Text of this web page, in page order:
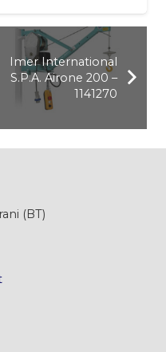
Imer International
S.P.A. Airone 200 –
1141270
(BT)